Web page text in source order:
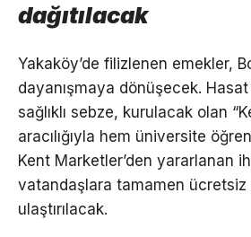
dağıtılacak
Yakaköy’de filizlenen emekler,
dayanışmaya dönüşecek.
sağlıklı sebze, kurulacak olan
aracılığıyla hem üniversite
Kent Marketler’den yararlanan
vatandaşlara tamamen ücretsiz
ulaştırılacak.